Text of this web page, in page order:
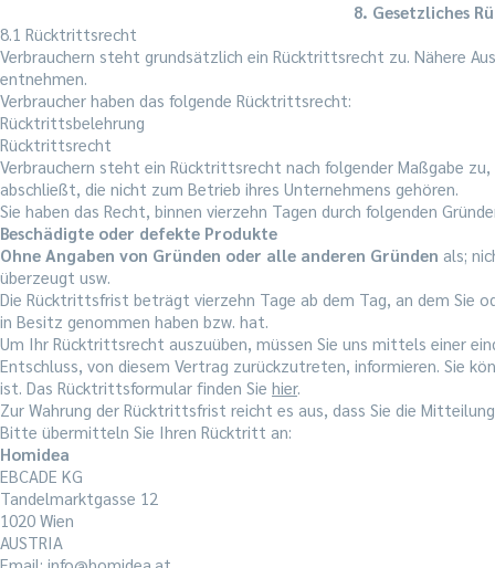
8. Gesetzliches
8.1 Rücktrittsrecht
Verbrauchern steht grundsätzlich ein Rücktrittsrecht zu. Nähere
entnehmen.
Verbraucher haben das folgende Rücktrittsrecht:
Rücktrittsbelehrung
Rücktrittsrecht
Verbrauchern steht ein Rücktrittsrecht nach folgender Maßgabe
abschließt, die nicht zum Betrieb ihres Unternehmens gehören.
Sie haben das Recht, binnen vierzehn Tagen durch folgenden
Beschädigte oder defekte Produkte
Ohne Angaben von Gründen oder alle anderen Gründen als;
überzeugt usw.
Die Rücktrittsfrist beträgt vierzehn Tage ab dem Tag, an dem Sie
in Besitz genommen haben bzw. hat.
Um Ihr Rücktrittsrecht auszuüben, müssen Sie uns mittels einer
Entschluss, von diesem Vertrag zurückzutreten, informieren. Sie
ist. Das Rücktrittsformular finden Sie hier.
Zur Wahrung der Rücktrittsfrist reicht es aus, dass Sie die
Bitte übermitteln Sie Ihren Rücktritt an:
Homidea
EBCADE KG
Tandelmarktgasse 12
1020 Wien
AUSTRIA